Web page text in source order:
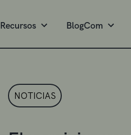
Recursos BlogCom
NOTICIAS